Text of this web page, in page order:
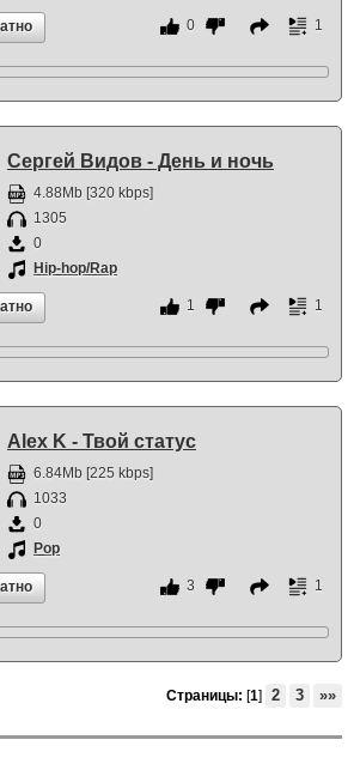
0 1
Сергей Видов - День и ночь
4.88Mb [320 kbps]
1305
0
Hip-hop/Rap
1 1
Alex K - Твой статус
6.84Mb [225 kbps]
1033
0
Pop
3 1
Страницы: [1] 2 3 »»